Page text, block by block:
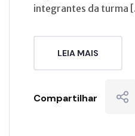
integrantes da turma
LEIA MAIS
Compartilhar